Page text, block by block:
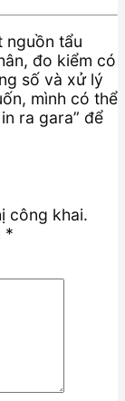
nguồn tẩu
đo kiểm có
số và xử lý
mình có thể
ra gara” để
công khai.
*